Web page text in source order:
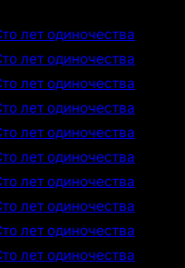
лет одиночества
лет одиночества
лет одиночества
лет одиночества
лет одиночества
лет одиночества
лет одиночества
лет одиночества
лет одиночества
лет одиночества